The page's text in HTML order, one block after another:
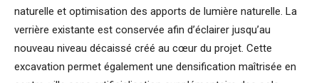
naturelle et optimisation des apports de lumière naturelle. La
verrière existante est conservée afin d’éclairer jusqu’au
nouveau niveau décaissé créé au cœur du projet. Cette
excavation permet également une densification maîtrisée en